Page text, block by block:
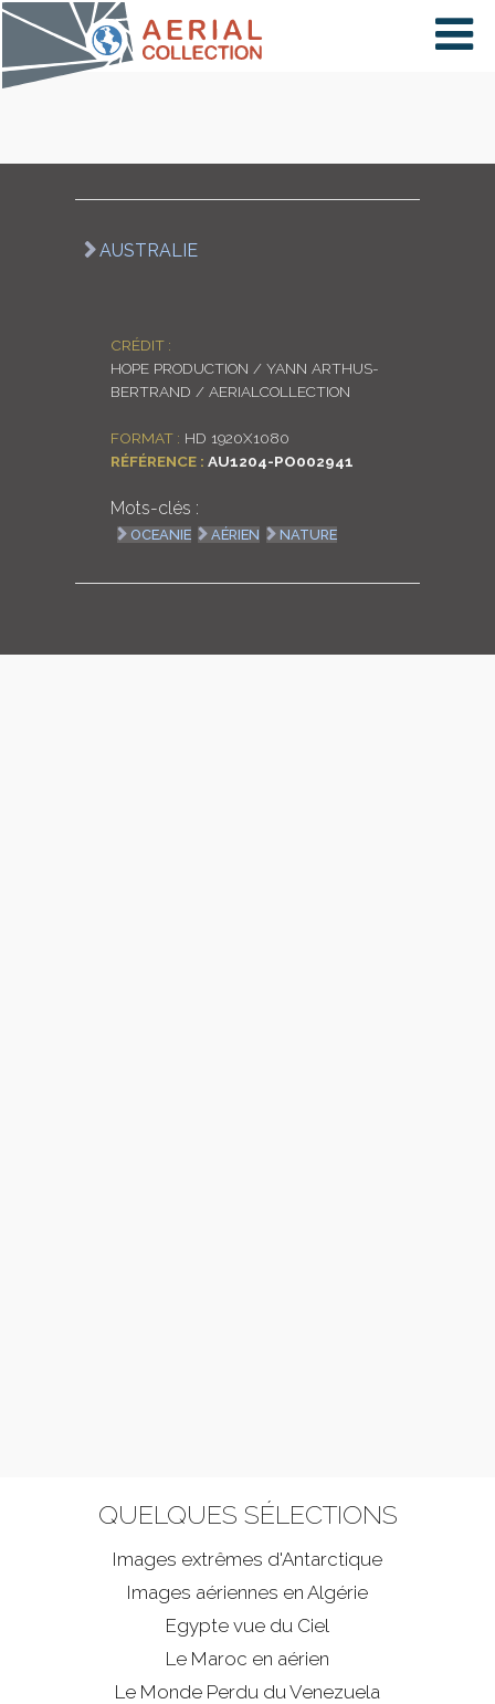
×
COLLECTIONS
ENGLISH
AUSTRALIE
CRÉDIT :
HOPE PRODUCTION / YANN ARTHUS-
BERTRAND / AERIALCOLLECTION
FORMAT : HD 1920X1080
RÉFÉRENCE : AU1204-PO002941
Mots-clés :
OCEANIE AÉRIEN NATURE
QUELQUES SÉLECTIONS
Images extrêmes d'Antarctique
Images aériennes en Algérie
Egypte vue du Ciel
Le Maroc en aérien
Le Monde Perdu du Venezuela